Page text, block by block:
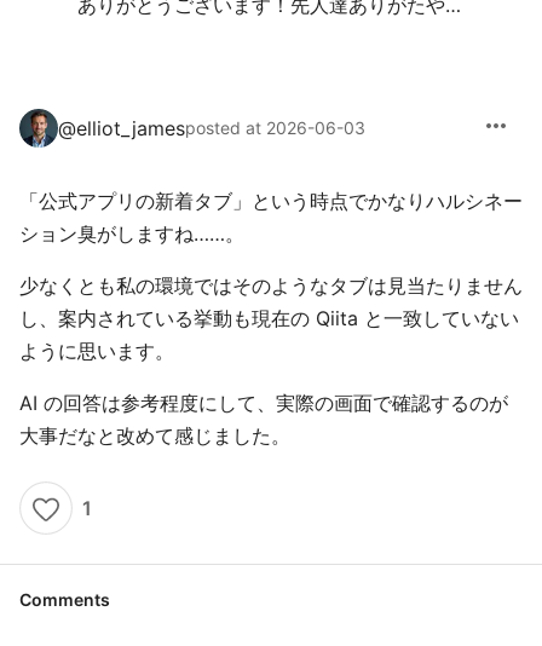
ありがとうございます！先人達ありがたや…
@elliot_jamesposted at 2026-06-03 more_horiz
「公式アプリの新着タブ」という時点でかなりハルシネー
ション臭がしますね……。
少なくとも私の環境ではそのようなタブは見当たりません
し、案内されている挙動も現在の Qiita と一致していない
ように思います。
AI の回答は参考程度にして、実際の画面で確認するのが
大事だなと改めて感じました。
1
Comments